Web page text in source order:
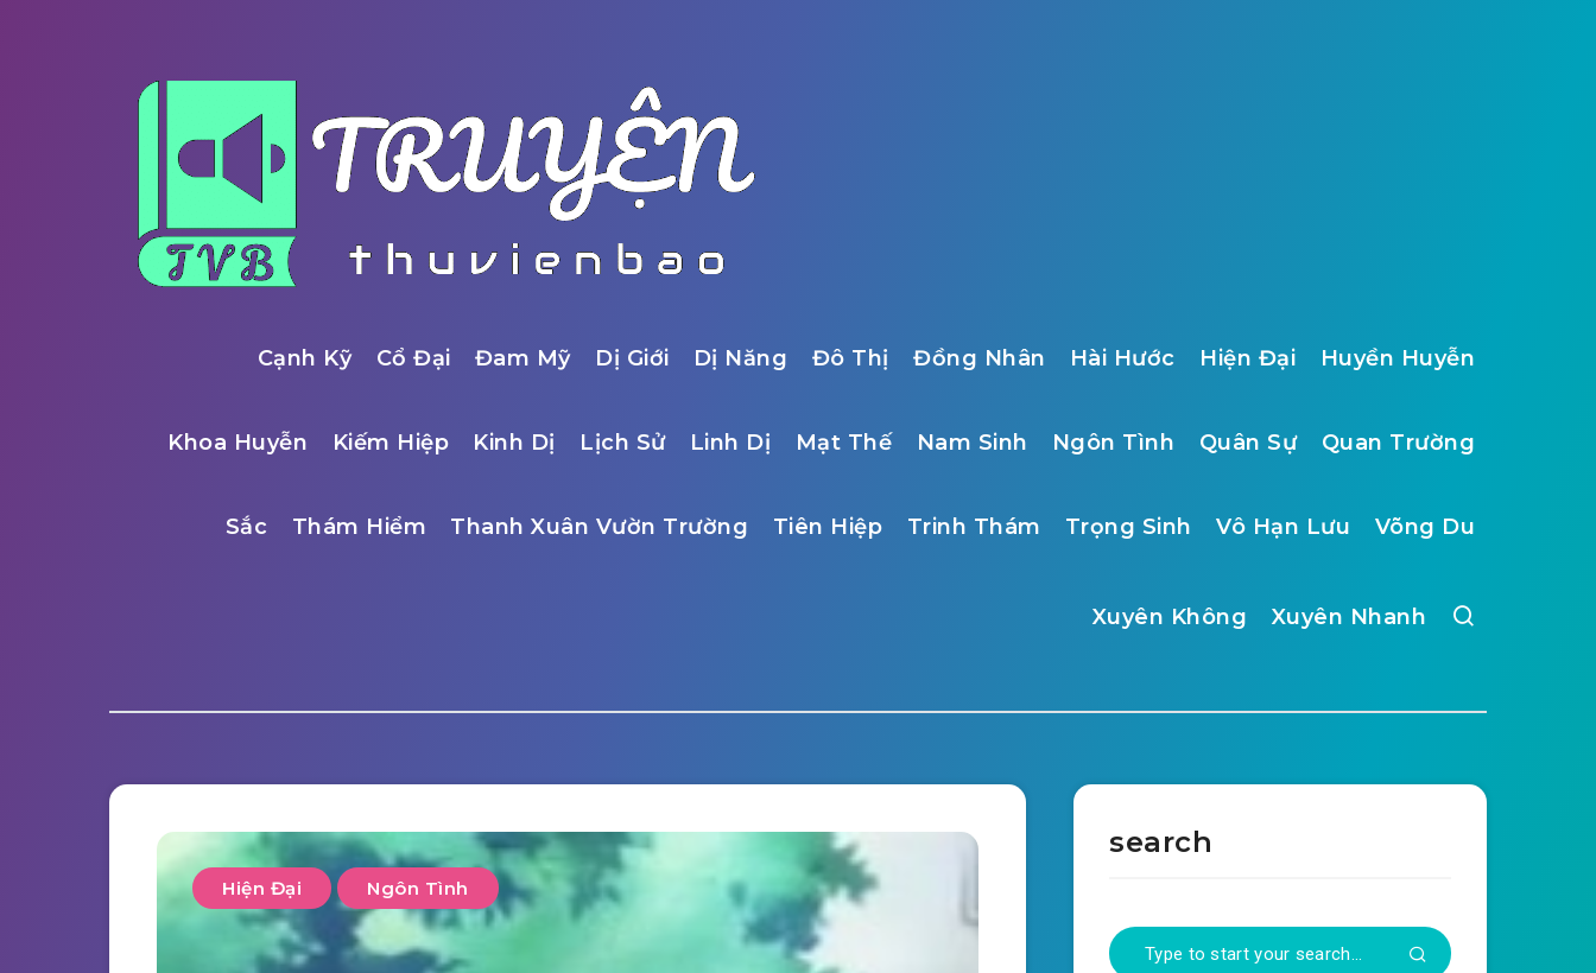
Cạnh Kỹ Cổ Đại Đam Mỹ Dị Giới Dị Năng Đô Thị Đồng Nhân Hài Hước Hiện Đại Huyền Huyễn
Khoa Huyễn Kiếm Hiệp Kinh Dị Lịch Sử Linh Dị Mạt Thế Nam Sinh Ngôn Tình Quân Sự Quan Trường
Sắc Thám Hiểm Thanh Xuân Vườn Trường Tiên Hiệp Trinh Thám Trọng Sinh Vô Hạn Lưu Võng Du
Xuyên Không Xuyên Nhanh
Hiện Đại Ngôn Tình
search